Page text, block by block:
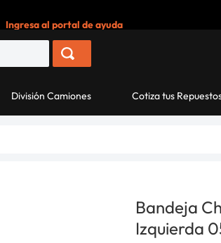
Ingresa al portal de ayuda
División Camiones Cotiza tus
Bandeja
Izquierda